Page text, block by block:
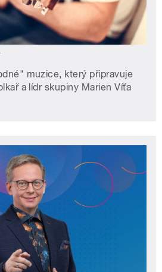
muzice, který připravuje
a lídr skupiny Marien Víťa